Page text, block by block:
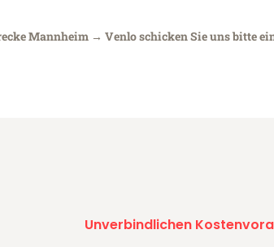
Mannheim → Venlo schicken Sie uns bitte
Unverbindlichen